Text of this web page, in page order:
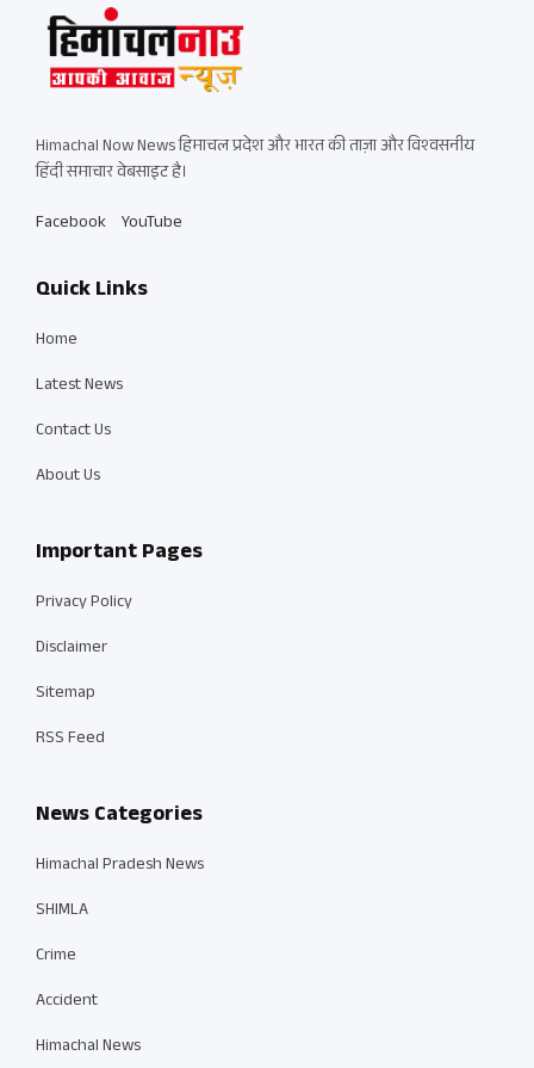
Himachal Now News हिमाचल प्रदेश और भारत की ताज़ा और विश्वसनीय
हिंदी समाचार वेबसाइट है।
Facebook YouTube
Quick Links
Home
Latest News
Contact Us
About Us
Important Pages
Privacy Policy
Disclaimer
Sitemap
RSS Feed
News Categories
Himachal Pradesh News
SHIMLA
Crime
Accident
Himachal News